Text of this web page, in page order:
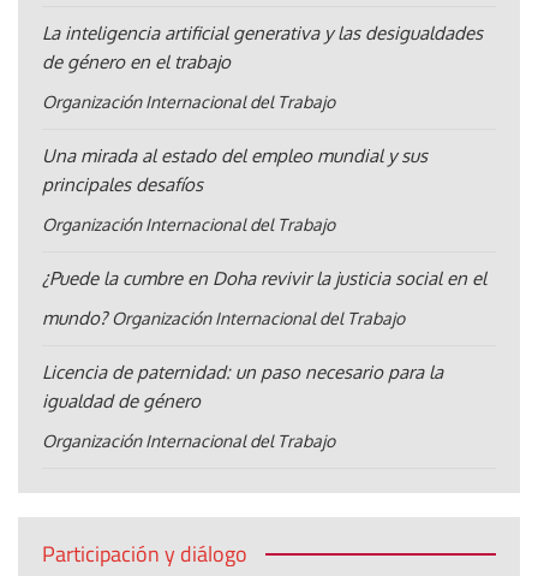
La inteligencia artificial generativa y las desigualdades
de género en el trabajo
Organización Internacional del Trabajo
Una mirada al estado del empleo mundial y sus
principales desafíos
Organización Internacional del Trabajo
¿Puede la cumbre en Doha revivir la justicia social en el
mundo? Organización Internacional del Trabajo
Licencia de paternidad: un paso necesario para la
igualdad de género
Organización Internacional del Trabajo
Participación y diálogo